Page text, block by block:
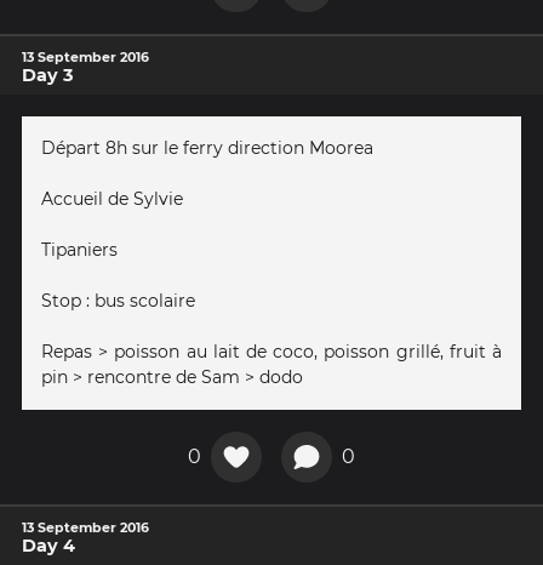
13 September 2016
Day 3
Départ 8h sur le ferry direction Moorea
Accueil de Sylvie
Tipaniers
Stop : bus scolaire
Repas > poisson au lait de coco, poisson grillé, fruit à
pin > rencontre de Sam > dodo
0 0
13 September 2016
Day 4